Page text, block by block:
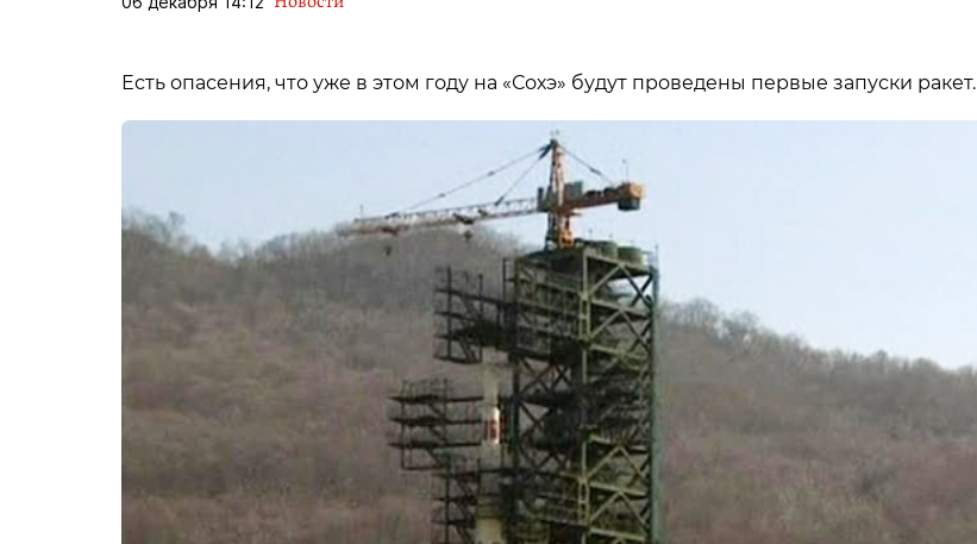
Есть опасения, что уже в этом году на «Сохэ» будут проведены первые запуски ракет.